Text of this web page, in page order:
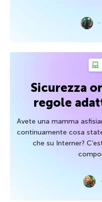
Sicurezza
regole
Avete una mamma
continuamente cosa
che su Interner?